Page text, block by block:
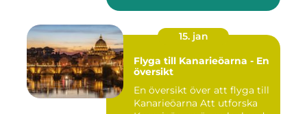
15. jan
Flyga till Kanarieöarna - En
översikt
En översikt över att flyga till
Kanarieöarna Att utforska